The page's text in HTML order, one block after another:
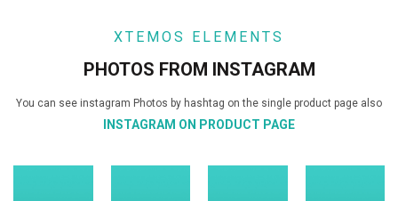
XTEMOS ELEMENTS
PHOTOS FROM INSTAGRAM
You can see instagram Photos by hashtag on the single product page also
INSTAGRAM ON PRODUCT PAGE